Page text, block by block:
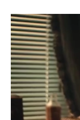
Benedict
Cumberbatch
jako
brytyjski
szpieg
Greville
Wynne.
Obejrzyj
zwiastun